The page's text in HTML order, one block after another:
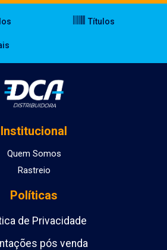
Títulos
Institucional
Quem Somos
Rastreio
Políticas
de Privacidade
pós venda